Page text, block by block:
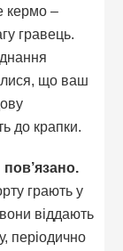
кермо –
гравець.
що ваш
до крапки.
грають у
віддають
періодично